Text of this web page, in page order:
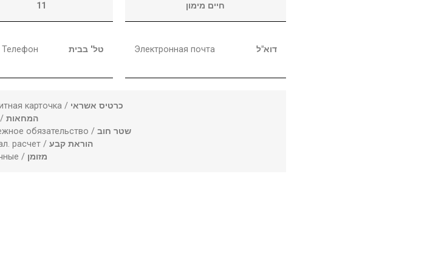
11
חיים מימון
טל' בבית Электронная почта דוא"ל
карточка / כרטיס אשראי
המחאות
обязательство / שטר חוב
расчет / הוראת קבע
/ מזומן